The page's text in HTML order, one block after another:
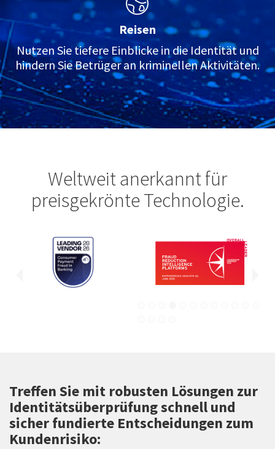
Reisen
Nutzen Sie tiefere Einblicke in die Identität und
hindern Sie Betrüger an kriminellen Aktivitäten.
Weltweit anerkannt für
preisgekrönte Technologie.
Treffen Sie mit robusten Lösungen zur
Identitätsüberprüfung schnell und
sicher fundierte Entscheidungen zum
Kundenrisiko: